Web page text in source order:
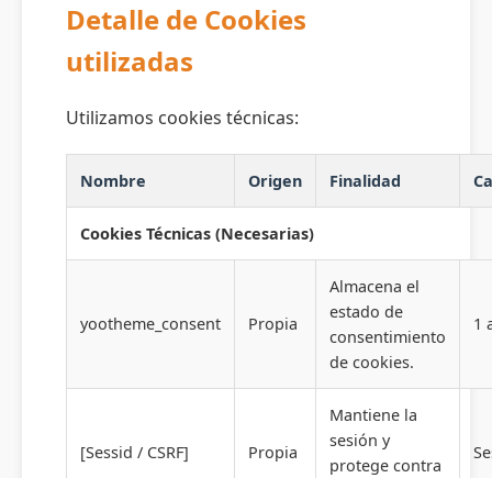
Detalle de Cookies
utilizadas
Utilizamos cookies técnicas:
Nombre Origen Finalidad
Cookies Técnicas (Necesarias)
yootheme_consent Propia
Almacena el
estado de
consentimiento
de cookies.
1
[Sessid / CSRF] Propia
Mantiene la
sesión y
protege contra